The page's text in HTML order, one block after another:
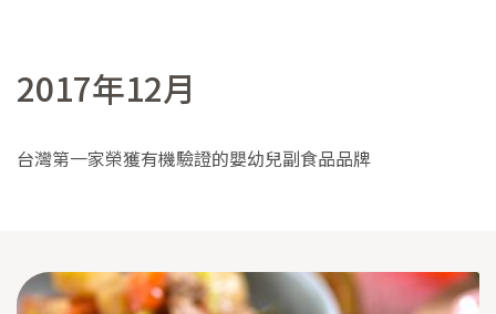
2017年12月
台灣第一家榮獲有機驗證的嬰幼兒副食品品牌